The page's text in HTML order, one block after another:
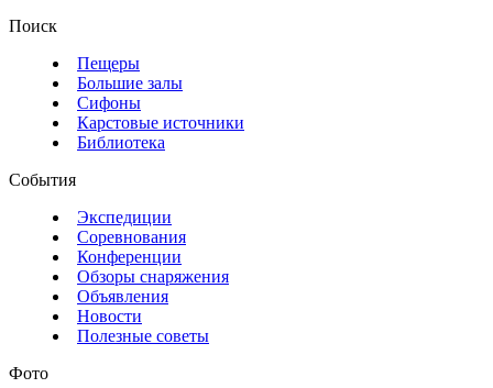
Поиск
Пещеры
Большие залы
Сифоны
Карстовые источники
Библиотека
События
Экспедиции
Соревнования
Конференции
Обзоры снаряжения
Объявления
Новости
Полезные советы
Фото